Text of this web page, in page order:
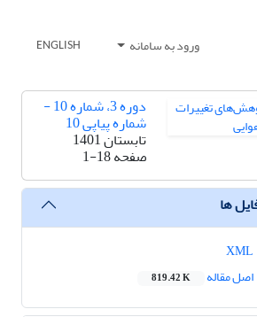
ورود به سامانه ENGLISH
دوره 3، شماره 10 -
شماره پیاپی 10
تابستان 1401
صفحه1-18
ها
اصل مقاله
819.42 K